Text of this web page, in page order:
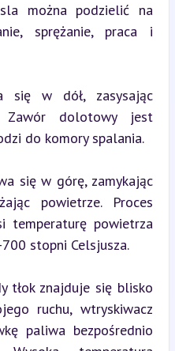
można podzielić na
sprężanie, praca i
się w dół, zasysając
Zawór dolotowy jest
do komory spalania.
się w górę, zamykając
powietrze. Proces
temperaturę powietrza
stopni Celsjusza.
tłok znajduje się blisko
ruchu, wtryskiwacz
paliwa bezpośrednio